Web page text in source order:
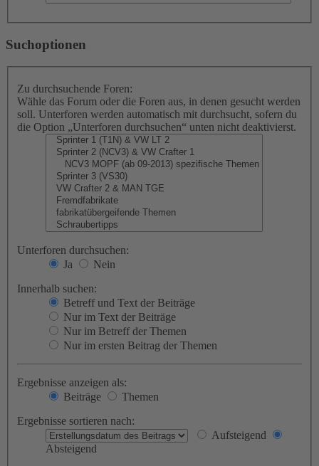
Suchoptionen
Zu durchsuchende Foren:
Wähle das Forum oder die Foren aus, in denen gesucht werden
soll. Unterforen werden automatisch mit durchsucht, sofern du
die Option „Unterforen durchsuchen“ unten nicht deaktivierst.
Unterforen durchsuchen:
Ja
Nein
Innerhalb suchen:
Betreff und Text der Beiträge
Nur im Text der Beiträge
Nur im Betreff der Themen
Nur im ersten Beitrag der Themen
Ergebnisse anzeigen als:
Beiträge
Themen
Ergebnisse sortieren nach:
Aufsteigend
Absteigend